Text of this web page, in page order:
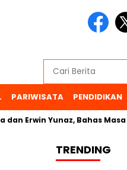
PARIWISATA PENDIDIKAN
Erwin Yunaz, Bahas Masa
TRENDING